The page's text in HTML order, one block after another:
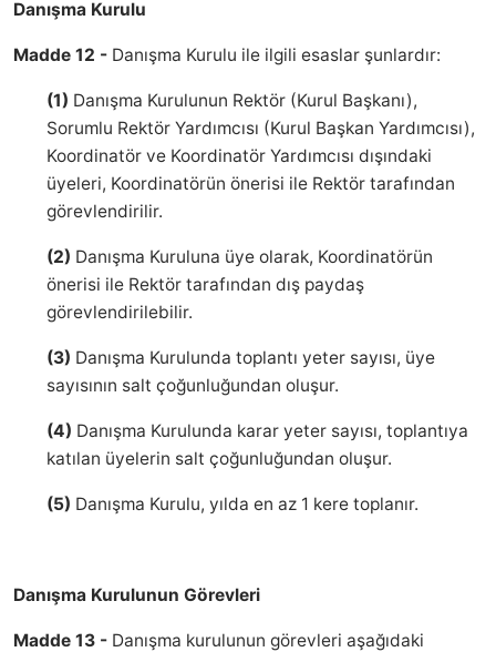
Danışma Kurulu
Madde 12 - Danışma Kurulu ile ilgili esaslar şunlardır:
(1) Danışma Kurulunun Rektör (Kurul Başkanı),
Sorumlu Rektör Yardımcısı (Kurul Başkan Yardımcısı),
Koordinatör ve Koordinatör Yardımcısı dışındaki
üyeleri, Koordinatörün önerisi ile Rektör tarafından
görevlendirilir.
(2) Danışma Kuruluna üye olarak, Koordinatörün
önerisi ile Rektör tarafından dış paydaş
görevlendirilebilir.
(3) Danışma Kurulunda toplantı yeter sayısı, üye
sayısının salt çoğunluğundan oluşur.
(4) Danışma Kurulunda karar yeter sayısı, toplantıya
katılan üyelerin salt çoğunluğundan oluşur.
(5) Danışma Kurulu, yılda en az 1 kere toplanır.
Danışma Kurulunun Görevleri
Madde 13 - Danışma kurulunun görevleri aşağıdaki